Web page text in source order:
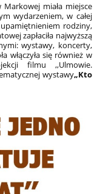
miała miejsce
wydarzeniem, w całej
upamiętnieniem rodziny,
zapłaciła najwyższą
wystawy, koncerty,
włączyła się również w
filmu ,,Ulmowie.
wystawy„Kto